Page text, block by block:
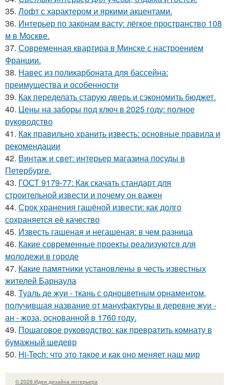
35. Лофт с характером и яркими акцентами.
36. Интерьер по законам васту: лёгкое пространство 108
м в Москве.
37. Современная квартира в Минске с настроением
Франции.
38. Навес из поликарбоната для бассейна:
преимущества и особенности
39. Как переделать старую дверь и сэкономить бюджет.
40. Цены на заборы под ключ в 2025 году: полное
руководство
41. Как правильно хранить известь: основные правила и
рекомендации
42. Винтаж и свет: интерьер магазина посуды в
Петербурге.
43. ГОСТ 9179-77: Как скачать стандарт для
строительной извести и почему он важен
44. Срок хранения гашёной извести: как долго
сохраняется её качество
45. Известь гашеная и негашеная: в чем разница
46. Какие современные проекты реализуются для
молодежи в городе
47. Какие памятники установлены в честь известных
жителей Барнаула
48. Туаль де жуи - ткань с одноцветным орнаментом,
получившая название от мануфактуры в деревне жуи -
ан - жоза, основанной в 1760 году.
49. Пошаговое руководство: как превратить комнату в
бумажный шедевр
50. Hi-Tech: что это такое и как оно меняет наш мир
© 2026 Идеи дизайна интерьера